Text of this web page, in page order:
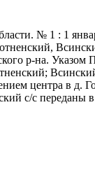
№ 1 : 1
р-на. Указом
центра в д.
с/с переданы в